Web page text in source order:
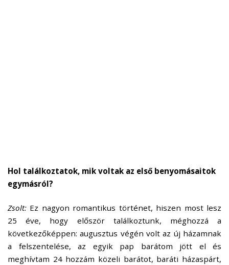
Hol találkoztatok, mik voltak az első benyomásaitok
egymásról?
Zsolt: Ez nagyon romantikus történet, hiszen most lesz
25 éve, hogy először találkoztunk, méghozzá a
következőképpen: augusztus végén volt az új házamnak
a felszentelése, az egyik pap barátom jött el és
meghívtam 24 hozzám közeli barátot, baráti házaspárt,